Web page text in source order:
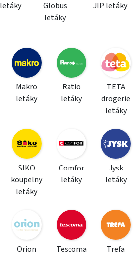
Globus
letáky
JIP letáky
Makro
letáky
Ratio
letáky
TETA
drogerie
letáky
SIKO
koupelny
letáky
Comfor
letáky
Jysk
letáky
Orion
Tescoma
Trefa